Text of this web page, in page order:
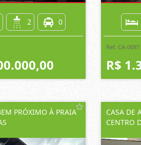
2 0
Ref. CA-0097
R$
PRÓXIMO À PRAIA
CASA DE
CENTRO